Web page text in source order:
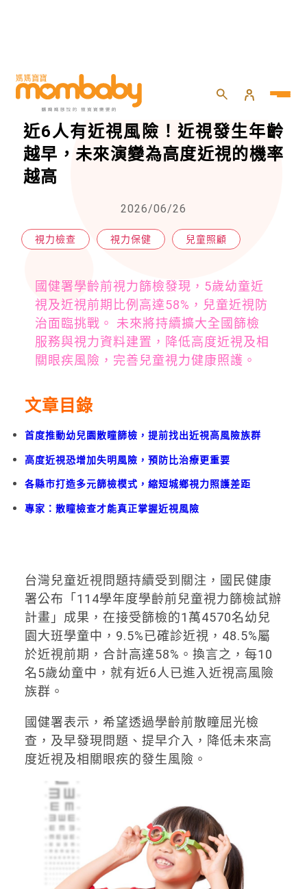
HOME 兒童 兒童照顧
國健署入校調查：每10名5歲童，
近6人有近視風險！近視發生年齡
越早，未來演變為高度近視的機率
越高
2026/06/26
視力檢查 視力保健 兒童照顧
國健署學齡前視力篩檢發現，5歲幼童近
視及近視前期比例高達58%，兒童近視防
治面臨挑戰。 未來將持續擴大全國篩檢
服務與視力資料建置，降低高度近視及相
關眼疾風險，完善兒童視力健康照護。
文章目錄
首度推動幼兒園散瞳篩檢，提前找出近視高風險族群
高度近視恐增加失明風險，預防比治療更重要
各縣市打造多元篩檢模式，縮短城鄉視力照護差距
專家：散瞳檢查才能真正掌握近視風險
台灣兒童近視問題持續受到關注，國民健康
署公布「114學年度學齡前兒童視力篩檢試辦
計畫」成果，在接受篩檢的1萬4570名幼兒
園大班學童中，9.5%已確診近視，48.5%屬
於近視前期，合計高達58%。換言之，每10
名5歲幼童中，就有近6人已進入近視高風險
族群。
國健署表示，希望透過學齡前散瞳屈光檢
查，及早發現問題、提早介入，降低未來高
度近視及相關眼疾的發生風險。